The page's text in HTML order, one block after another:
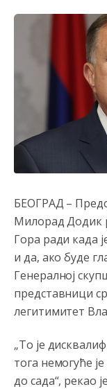
БЕОГРАД –
Милорад Додик
Гора ради када
и да, ако буде
Генералној
представници
легитимитет
„То је
тога немогуће
до сада“, рекао